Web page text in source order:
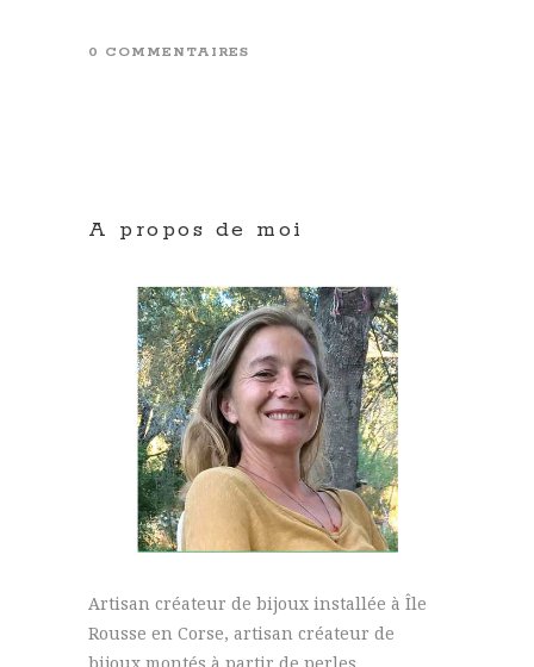
0 COMMENTAIRES
A propos de moi
Artisan créateur de bijoux installée à Île
Rousse en Corse, artisan créateur de